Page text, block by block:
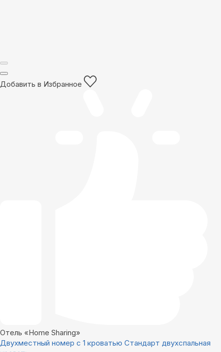
Добавить в Избранное
Отель «Home Sharing»
Двухместный номер с 1 кроватью Стандарт двухспальная